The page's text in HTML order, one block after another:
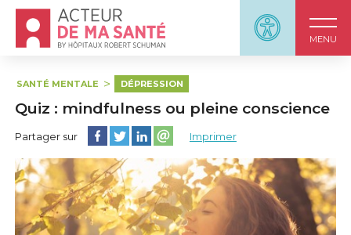
Panneau
MENU
Accueil - Acteur de ma santé, by HôpitauxRobert
SANTÉ MENTALE DÉPRESSION
Quiz : mindfulness ou pleine conscience
Partager sur Partager cette page sur Facebook
Partager cette page sur Twitter
Partager cette page sur LinkedIn
Partager cette page sur email
Imprimer